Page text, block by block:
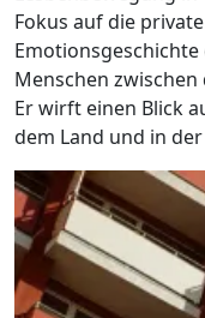
Fokus auf die
Menschen zwischen
Er wirft einen Blick
dem Land und in